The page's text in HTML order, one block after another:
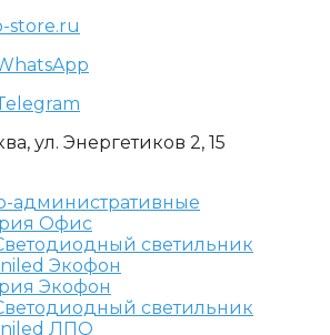
store.ru
ул. Энергетиков 2, 15
административные
Офис
Экофон